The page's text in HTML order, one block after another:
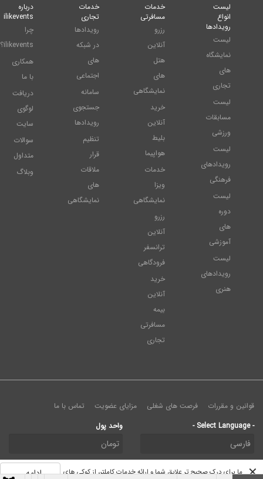
درباره
ilikevents
چرا
ilikevents؟
همکاری
با ما
دریافت
لوگوی
سایت
سوالات
متداول
وبلاگ
خدمات
تجاری
رویدادها
در شبکه
های
اجتماعی
سامانه
جستجوی
رویدادها
تنظیم
قرار
ملاقات
های
نمایشگاهی
خدمات
مسافرتی
رزرو
آنلاین
هتل
های
نمایشگاهی
خرید
آنلاین
بلیط
هواپیما
خدمات
ویزا
نمایشگاهی
رزرو
آنلاین
ترانسفر
فرودگاهی
خرید
آنلاین
بیمه
مسافرتی
تجاری
لیست
انواع
رویدادها
لیست
نمایشگاه
های
تجاری
لیست
مسابقات
ورزشی
لیست
رویدادهای
فرهنگی
لیست
دوره
های
آموزشی
لیست
رویدادهای
هنری
قوانین و مقررات فرصت های شغلی مزایای عضویت
تماس با ما
واحد پول
- Select Language -
✕ ما برای درک صحیح تر علایق شما و ارائه خدمات کاملتر، از کوکی های
ادامه...